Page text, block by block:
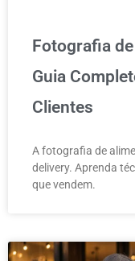
Fotografia
Guia
Clientes
A fotografia de
delivery. Aprenda
que vendem.